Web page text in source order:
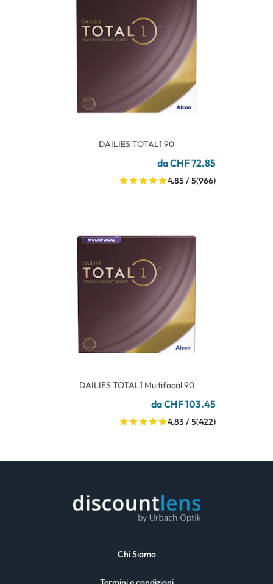
DAILIES TOTAL1 90
da CHF 72.85
4.85 / 5(966)
DAILIES TOTAL1 Multifocal 90
da CHF 103.45
4.83 / 5(422)
Chi Siamo